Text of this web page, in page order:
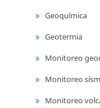
Geoquímica
Geotermia
Monitoreo
Monitoreo
Monitoreo